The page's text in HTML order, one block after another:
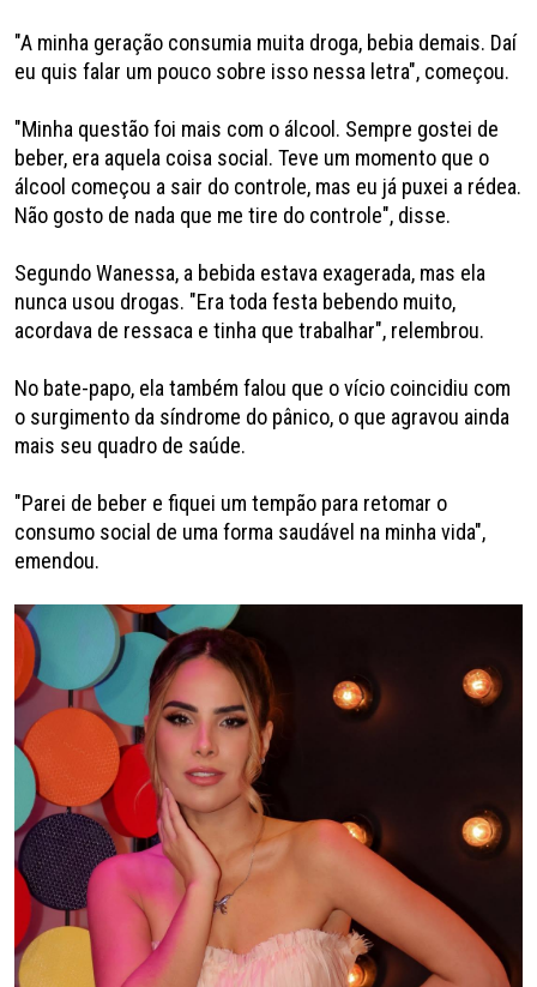
"A minha geração consumia muita droga, bebia demais. Daí
eu quis falar um pouco sobre isso nessa letra", começou.
"Minha questão foi mais com o álcool. Sempre gostei de
beber, era aquela coisa social. Teve um momento que o
álcool começou a sair do controle, mas eu já puxei a rédea.
Não gosto de nada que me tire do controle", disse.
Segundo Wanessa, a bebida estava exagerada, mas ela
nunca usou drogas. "Era toda festa bebendo muito,
acordava de ressaca e tinha que trabalhar", relembrou.
No bate-papo, ela também falou que o vício coincidiu com
o surgimento da síndrome do pânico, o que agravou ainda
mais seu quadro de saúde.
"Parei de beber e fiquei um tempão para retomar o
consumo social de uma forma saudável na minha vida",
emendou.